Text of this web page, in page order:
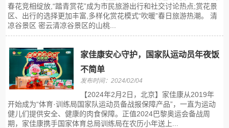
春花竞相绽放,“踏青赏花”成为市民旅游出行和社交讨论热点;赏花景
区、出行的选择更加丰富,多样化赏花模式“吹暖”春日旅游热潮。 清
凉谷景区 密云清凉谷景区的山桃...
家佳康安心守护，国家队运动员年夜饭
不简单
发布时间：2024/02/04
【2024年2月2日，北京】家佳康从2019年
开始成为“体育·训练局国家队运动员备战报保障产品”，一直为运动
健儿们提供安全、健康的肉食保障。正值2024巴黎奥运会备战周
期，家佳康携手国家体育总局训练局在农历小年送上...